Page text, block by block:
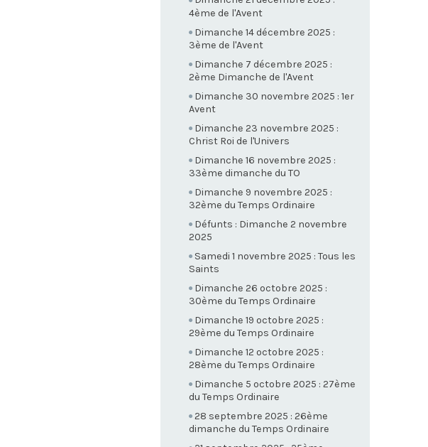
4ème de l'Avent
Dimanche 14 décembre 2025 :
3ème de l'Avent
Dimanche 7 décembre 2025 :
2ème Dimanche de l'Avent
Dimanche 30 novembre 2025 : 1er
Avent
Dimanche 23 novembre 2025 :
Christ Roi de l'Univers
Dimanche 16 novembre 2025 :
33ème dimanche du TO
Dimanche 9 novembre 2025 :
32ème du Temps Ordinaire
Défunts : Dimanche 2 novembre
2025
Samedi 1 novembre 2025 : Tous les
Saints
Dimanche 26 octobre 2025 :
30ème du Temps Ordinaire
Dimanche 19 octobre 2025 :
29ème du Temps Ordinaire
Dimanche 12 octobre 2025 :
28ème du Temps Ordinaire
Dimanche 5 octobre 2025 : 27ème
du Temps Ordinaire
28 septembre 2025 : 26ème
dimanche du Temps Ordinaire